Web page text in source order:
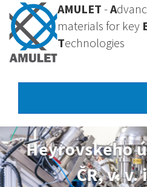
Přejít
hlavnímu
obsahu
AMULET -A
materials for key
Technologies
Vysoká